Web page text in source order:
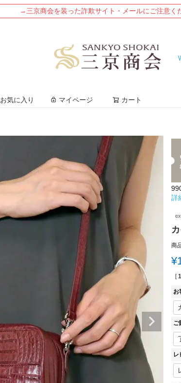
→三京商会を装った詐欺サイト・メールにご注意く
お気に入り マイページ カート
詳
商
¥
[
お
ご
レ